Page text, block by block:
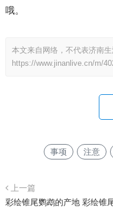
哦。
本文来自网络，不代表济南
https://www.jinanlive.cn/m/
事项 注意
上一篇
彩绘锥尾鹦鹉的产地 彩绘锥